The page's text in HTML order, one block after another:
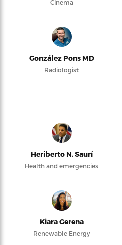
Cinema
González Pons MD
Radiologist
Heriberto N. Saurí
Health and emergencies
Kiara Gerena
Renewable Energy